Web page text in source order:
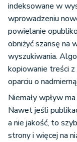
indeksowane w
wprowadzeniu
powielanie
obniżyć szansę na
wyszukiwania.
kopiowanie treści
oparciu o
Niemały wpływ
Nawet jeśli
a nie jakość, to
strony i więcej na